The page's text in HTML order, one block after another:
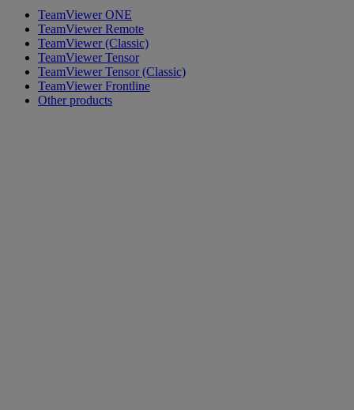
TeamViewer ONE
TeamViewer Remote
TeamViewer (Classic)
TeamViewer Tensor
TeamViewer Tensor (Classic)
TeamViewer Frontline
Other products